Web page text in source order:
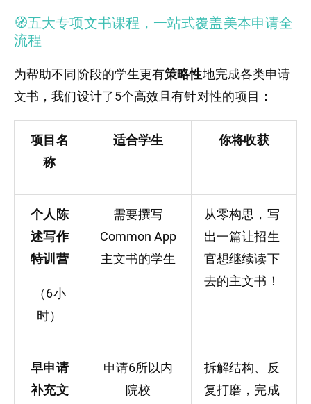
🧭五大专项文书课程，一站式覆盖美本申请全
流程
为帮助不同阶段的学生更有策略性地完成各类申请
文书，我们设计了5个高效且有针对性的项目：
项目名
称
适合学生 你将收获
个人陈
述写作
特训营
（6小
时）
需要撰写
Common App
主文书的学生
从零构思，写
出一篇让招生
官想继续读下
去的主文书！
早申请
补充文
申请6所以内
院校
拆解结构、反
复打磨，完成